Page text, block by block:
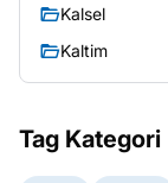
Kalsel
Kaltim
Tag Kategori